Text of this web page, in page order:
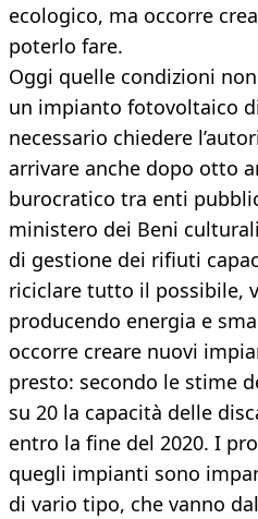
ecologico, ma occorre
poterlo fare.
Oggi quelle condizioni
un impianto fotovoltaico
necessario chiedere
arrivare anche dopo otto
burocratico tra enti
ministero dei Beni
di gestione dei rifiuti
riciclare tutto il possibile,
producendo energia e
occorre creare nuovi
presto: secondo le stime
su 20 la capacità delle
entro la fine del 2020. I
quegli impianti sono
di vario tipo, che vanno